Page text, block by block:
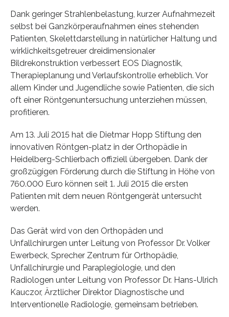
Dank geringer Strahlenbelastung, kurzer Aufnahmezeit
selbst bei Ganzkörperaufnahmen eines stehenden
Patienten, Skelettdarstellung in natürlicher Haltung und
wirklichkeitsgetreuer dreidimensionaler
Bildrekonstruktion verbessert EOS Diagnostik,
Therapieplanung und Verlaufskontrolle erheblich. Vor
allem Kinder und Jugendliche sowie Patienten, die sich
oft einer Röntgenuntersuchung unterziehen müssen,
profitieren.
Am 13. Juli 2015 hat die Dietmar Hopp Stiftung den
innovativen Röntgen-platz in der Orthopädie in
Heidelberg-Schlierbach offiziell übergeben. Dank der
großzügigen Förderung durch die Stiftung in Höhe von
760.000 Euro können seit 1. Juli 2015 die ersten
Patienten mit dem neuen Röntgengerät untersucht
werden.
Das Gerät wird von den Orthopäden und
Unfallchirurgen unter Leitung von Professor Dr. Volker
Ewerbeck, Sprecher Zentrum für Orthopädie,
Unfallchirurgie und Paraplegiologie, und den
Radiologen unter Leitung von Professor Dr. Hans-Ulrich
Kauczor, Ärztlicher Direktor Diagnostische und
Interventionelle Radiologie, gemeinsam betrieben.